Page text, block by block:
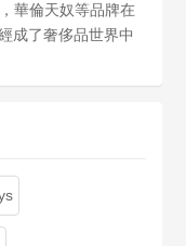
華倫天奴等品牌在
成了奢侈品世界中